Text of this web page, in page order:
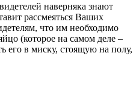
наверняка знают
рассмеяться Ваших
что им необходимо
(которое на самом деле –
его в миску, стоящую на полу,